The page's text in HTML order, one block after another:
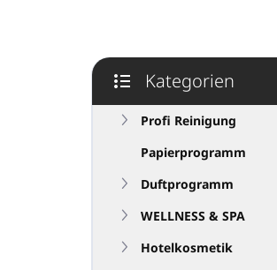
s
t
Kategorien
überspringen
Kategorien
Profi Reinigung
Papierprogramm
Duftprogramm
WELLNESS & SPA
Hotelkosmetik